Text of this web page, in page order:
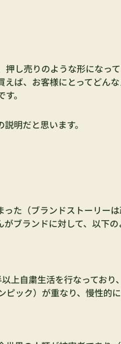
押し売りのような形になっ
ば、お客様にとってどん
。
明だと思います。
た（ブランドストーリー
ブランドに対して、以下
上自粛生活を行なっており
ピック）が重なり、慢性的